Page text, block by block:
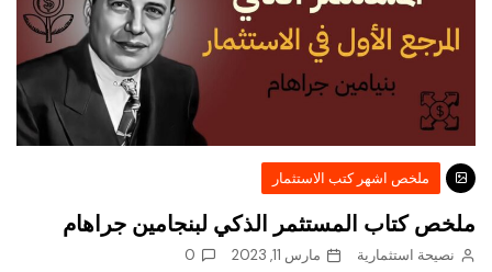
ملخص اشهر كتب الاستثمار
ملخص كتاب المستثمر الذكي لبنجامين جراهام
نصيحة استثمارية مارس 11, 2023 0